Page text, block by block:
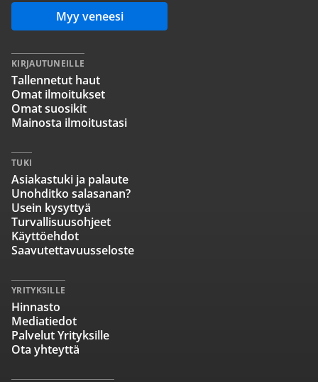
Myy veneesi
KIRJAUTUNEILLE
Tallennetut haut
Omat ilmoitukset
Omat suosikit
Mainosta ilmoitustasi
TUKI
Asiakastuki ja palaute
Unohditko salasanan?
Usein kysyttyä
Turvallisuusohjeet
Käyttöehdot
Saavutettavuusseloste
YRITYKSILLE
Hinnasto
Mediatiedot
Palvelut Yrityksille
Ota yhteyttä